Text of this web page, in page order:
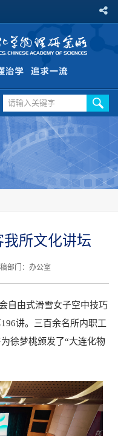
所文化讲坛
部门：办公室
自由式滑雪女子空中技巧
196讲。三百余名所内职工
徐梦桃颁发了“大连化物